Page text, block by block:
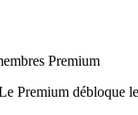
Premium
Premium débloque